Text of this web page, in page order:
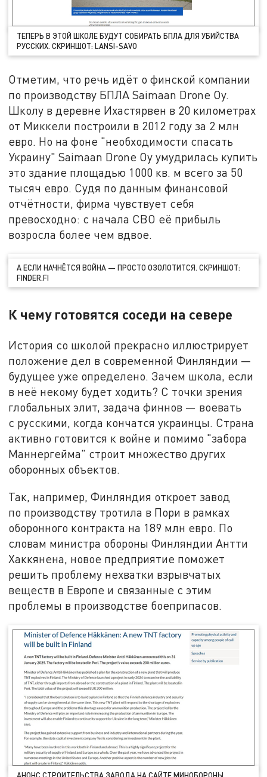
ТЕПЕРЬ В ЭТОЙ ШКОЛЕ БУДУТ СОБИРАТЬ БПЛА ДЛЯ УБИЙСТВА
РУССКИХ. СКРИНШОТ: LANSI-SAVO
Отметим, что речь идёт о финской компании
по производству БПЛА Saimaan Drone Oy.
Школу в деревне Ихастярвен в 20 километрах
от Миккели построили в 2012 году за 2 млн
евро. Но на фоне "необходимости спасать
Украину" Saimaan Drone Oy умудрилась купить
это здание площадью 1000 кв. м всего за 50
тысяч евро. Судя по данным финансовой
отчётности, фирма чувствует себя
превосходно: с начала СВО её прибыль
возросла более чем вдвое.
А ЕСЛИ НАЧНЁТСЯ ВОЙНА — ПРОСТО ОЗОЛОТИТСЯ. СКРИНШОТ:
FINDER.FI
К чему готовятся соседи на севере
История со школой прекрасно иллюстрирует
положение дел в современной Финляндии —
будущее уже определено. Зачем школа, если
в неё некому будет ходить? С точки зрения
глобальных элит, задача финнов — воевать
с русскими, когда кончатся украинцы. Страна
активно готовится к войне и помимо "забора
Маннергейма" строит множество других
оборонных объектов.
Так, например, Финляндия откроет завод
по производству тротила в Пори в рамках
оборонного контракта на 189 млн евро. По
словам министра обороны Финляндии Антти
Хаккянена, новое предприятие поможет
решить проблему нехватки взрывчатых
веществ в Европе и связанные с этим
проблемы в производстве боеприпасов.
АНОНС СТРОИТЕЛЬСТВА ЗАВОДА НА САЙТЕ МИНОБОРОНЫ